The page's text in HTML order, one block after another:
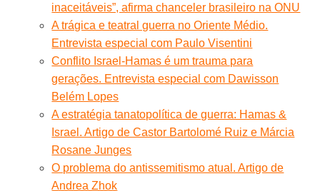
inaceitáveis”, afirma chanceler brasileiro na ONU
A trágica e teatral guerra no Oriente Médio.
Entrevista especial com Paulo Visentini
Conflito Israel-Hamas é um trauma para
gerações. Entrevista especial com Dawisson
Belém Lopes
A estratégia tanatopolítica de guerra: Hamas &
Israel. Artigo de Castor Bartolomé Ruiz e Márcia
Rosane Junges
O problema do antissemitismo atual. Artigo de
Andrea Zhok